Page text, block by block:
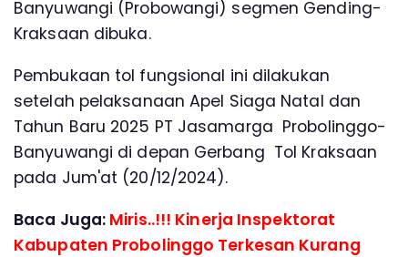
Banyuwangi (Probowangi) segmen Gending-
Kraksaan dibuka.
Pembukaan tol fungsional ini dilakukan
setelah pelaksanaan Apel Siaga Natal dan
Tahun Baru 2025 PT Jasamarga Probolinggo-
Banyuwangi di depan Gerbang Tol Kraksaan
pada Jum'at (20/12/2024).
Baca Juga: Miris..!!! Kinerja Inspektorat
Kabupaten Probolinggo Terkesan Kurang